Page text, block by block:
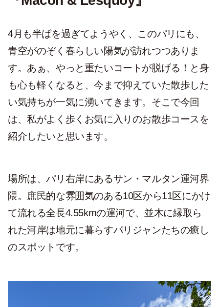
4月も半ばを過ぎてようやく、このパリにも、
青空がのぞく春らしい陽気が訪れつつありま
す。あぁ、やっと重たいコートが脱げる！と身
も心も軽くなると、今まで抑えていた散歩した
い気持ちが一気に湧いてきます。そこで今回
は、私がよく歩くお気に入りのお散歩コースを
紹介したいと思います。
場所は、パリ右岸にあるサン・マルタン運河界
隈。庶民的な雰囲気のある10区から11区にかけ
て流れる全長4.55kmの運河で、並木に縁取ら
れた河岸は地元に暮らすパリジャンたちの癒し
のスポットです。